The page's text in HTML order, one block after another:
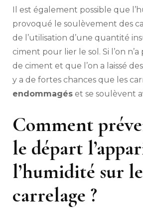
Il est également possible que
provoqué le soulèvement des
de l’utilisation d’une quantité
ciment pour lier le sol. Si l’on n’a
de ciment et que l’on a laissé
y a de fortes chances que les
endommagés et se soulèvent
Comment
le départ
l’humidité sur le
carrelage ?